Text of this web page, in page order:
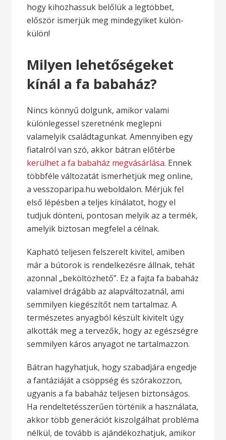
hogy kihozhassuk belőlük a legtöbbet,
először ismerjük meg mindegyiket külön-
külön!
Milyen lehetőségeket
kínál a fa babaház?
Nincs könnyű dolgunk, amikor valami
különlegessel szeretnénk meglepni
valamelyik családtagunkat. Amennyiben egy
fiatalról van szó, akkor bátran előtérbe
kerülhet a fa babaház megvásárlása. Ennek
többféle változatát ismerhetjük meg online,
a vesszoparipa.hu weboldalon. Mérjük fel
első lépésben a teljes kínálatot, hogy el
tudjuk dönteni, pontosan melyik az a termék,
amelyik biztosan megfelel a célnak.
Kapható teljesen felszerelt kivitel, amiben
már a bútorok is rendelkezésre állnak, tehát
azonnal „beköltözhető”. Ez a fajta fa babaház
valamivel drágább az alapváltozatnál, ami
semmilyen kiegészítőt nem tartalmaz. A
természetes anyagból készült kivitelt úgy
alkották meg a tervezők, hogy az egészségre
semmilyen káros anyagot ne tartalmazzon.
Bátran hagyhatjuk, hogy szabadjára engedje
a fantáziáját a csöppség és szórakozzon,
ugyanis a fa babaház teljesen biztonságos.
Ha rendeltetésszerűen történik a használata,
akkor több generációt kiszolgálhat probléma
nélkül, de tovább is ajándékozhatjuk, amikor